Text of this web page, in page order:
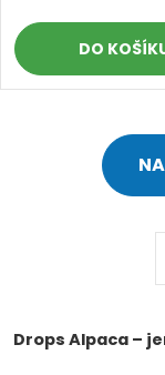
DO
d
á
Drops Alpaca –